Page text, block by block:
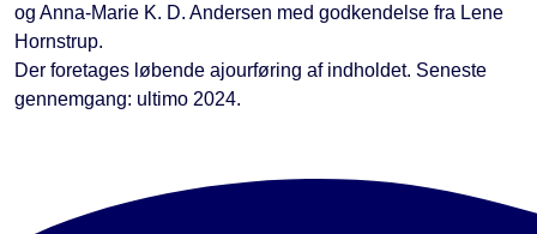
og Anna-Marie K. D. Andersen med godkendelse fra Lene
Hornstrup.
Der foretages løbende ajourføring af indholdet. Seneste
gennemgang: ultimo 2024.